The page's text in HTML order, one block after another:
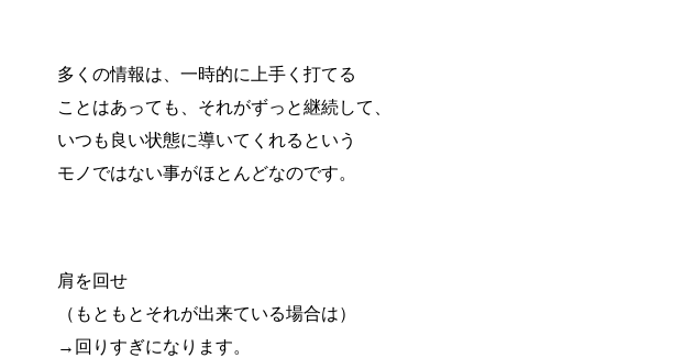
多くの情報は、一時的に上手く打てる
ことはあっても、それがずっと継続して、
いつも良い状態に導いてくれるという
モノではない事がほとんどなのです。
肩を回せ
（もともとそれが出来ている場合は）
→回りすぎになります。